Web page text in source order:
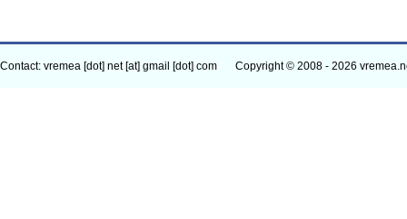
Contact: vremea [dot] net [at] gmail [dot] com Copyright © 2008 - 2026